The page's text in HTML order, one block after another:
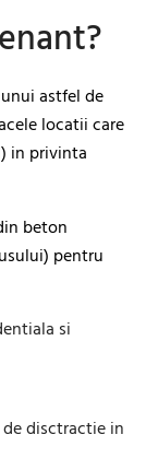
astfel de
locatii care
in privinta
beton
pentru
si
disctractie in